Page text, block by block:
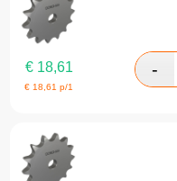
€18,61
€ 18,61 p/1